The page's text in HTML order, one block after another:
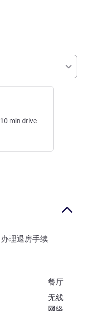
10 min drive
办理退房手续
餐厅
无线